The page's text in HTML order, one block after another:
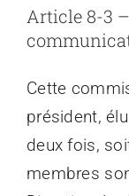
Article 8-3
Cette
président,
deux fois,
membres